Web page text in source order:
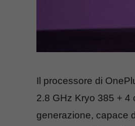
Il processore di
2.8 GHz Kryo 385 + 4
generazione, capace